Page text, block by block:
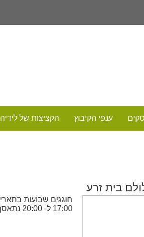
ענפי הקיבוץ הקציצות של לידיה
בית זרע
17:00 ל- 20:00 נתאסף לשירת המונים "כל העולם כולו גשר צר מאוד"